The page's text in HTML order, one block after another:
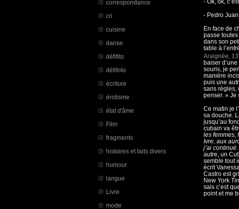
correspondance
cri
cuisine
danse
défifito
défifoto
écriture
érotisme
état d'âme
Film
fragments
histoires et faits divers
humour
langue
Livre
mode
- Pedro Juan
En face de
passe toutes
dans son
table à
Araignée, 13
baiser
souris, je
manière
puis une
sans règles,
penser. » Je
Ce matin je
sa douche.
jusqu’au
cubain va
les femmes,
Ivre, aux
j’ai continué.
autre, un
semble tout
écrit
Castro est
New York
sais c’est
point et me